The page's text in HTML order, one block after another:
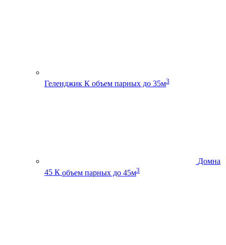
Геленджик К объем парных до 35м3
Домна
45 К объем парных до 45м3